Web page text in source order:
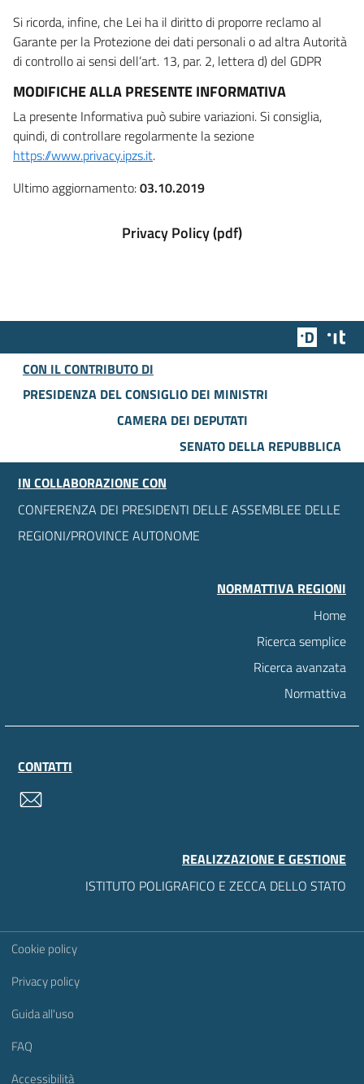
Si ricorda, infine, che Lei ha il diritto di proporre reclamo al
Garante per la Protezione dei dati personali o ad altra Autorità
di controllo ai sensi dell’art. 13, par. 2, lettera d) del GDPR
MODIFICHE ALLA PRESENTE INFORMATIVA
La presente Informativa può subire variazioni. Si consiglia,
quindi, di controllare regolarmente la sezione
https://www.privacy.ipzs.it.
Ultimo aggiornamento:03.10.2019
Privacy Policy (pdf)
Team
CON IL CONTRIBUTO DI
PRESIDENZA DEL CONSIGLIO DEI MINISTRI
CAMERA DEI DEPUTATI
SENATO DELLA REPUBBLICA
IN COLLABORAZIONE CON
CONFERENZA DEI PRESIDENTI DELLE ASSEMBLEE DELLE
REGIONI/PROVINCE AUTONOME
NORMATTIVA REGIONI
Home
Ricerca semplice
Ricerca avanzata
Normattiva
CONTATTI
REALIZZAZIONE E GESTIONE
ISTITUTO POLIGRAFICO E ZECCA DELLO STATO
Sezione Link Utili
Cookie policy
Privacy policy
Guida all'uso
FAQ
Accessibilità